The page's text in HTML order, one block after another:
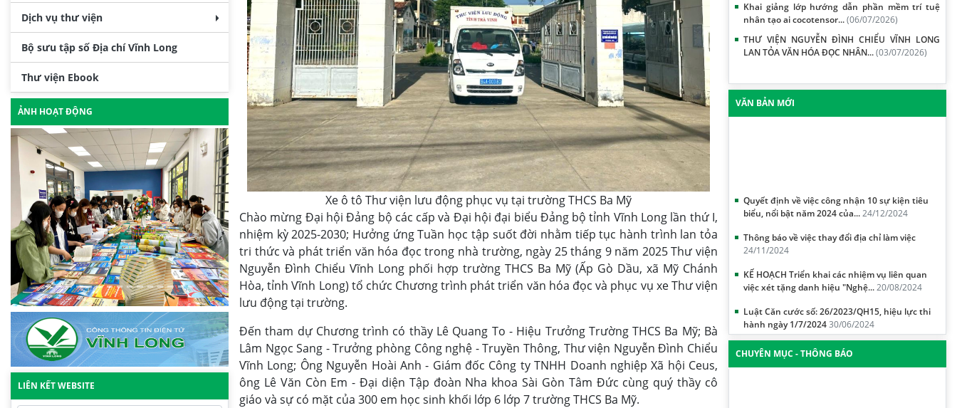
Dịch vụ thư viện
Bộ sưu tập số Địa chí Vĩnh Long
Thư viện Ebook
ẢNH HOẠT ĐỘNG
LIÊN KẾT WEBSITE
Xe ô tô Thư viện lưu động phục vụ tại trường THCS Ba Mỹ
Chào mừng Đại hội Đảng bộ các cấp và Đại hội đại biểu Đảng bộ tỉnh Vĩnh Long lần thứ I,
nhiệm kỳ 2025-2030; Hưởng ứng Tuần học tập suốt đời nhằm tiếp tục hành trình lan tỏa
tri thức và phát triển văn hóa đọc trong nhà trường, ngày 25 tháng 9 năm 2025 Thư viện
Nguyễn Đình Chiểu Vĩnh Long phối hợp trường THCS Ba Mỹ (Ấp Gò Dầu, xã Mỹ Chánh
Hòa, tỉnh Vĩnh Long) tổ chức Chương trình phát triển văn hóa đọc và phục vụ xe Thư viện
lưu động tại trường.
Đến tham dự Chương trình có thầy Lê Quang To - Hiệu Trưởng Trường THCS Ba Mỹ; Bà
Lâm Ngọc Sang - Trưởng phòng Công nghệ - Truyền Thông, Thư viện Nguyễn Đình Chiểu
Vĩnh Long; Ông Nguyễn Hoài Anh - Giám đốc Công ty TNHH Doanh nghiệp Xã hội Ceus,
ông Lê Văn Còn Em - Đại diện Tập đoàn Nha khoa Sài Gòn Tâm Đức cùng quý thầy cô
giáo và sự có mặt của 300 em học sinh khối lớp 6 lớp 7 trường THCS Ba Mỹ.
Khai giảng lớp hướng dẫn phần mềm trí tuệ
nhân tạo ai cocotensor...(06/07/2026)
THƯ VIỆN NGUYỄN ĐÌNH CHIỂU VĨNH LONG
LAN TỎA VĂN HÓA ĐỌC NHÂN...(03/07/2026)
VĂN BẢN MỚI
Thông báo về việc thay đổi địa chỉ làm việc
KẾ HOẠCH Triển khai các nhiệm vụ liên quan
Luật Căn cước số: 26/2023/QH15, hiệu lực thi
Nghị định số 70/2024/NĐ-CP ngày 25/6/2024
24/06/2024
KẾ HOẠCH Xét thăng hạng chức danh nghề
CHUYÊN MỤC - THÔNG BÁO